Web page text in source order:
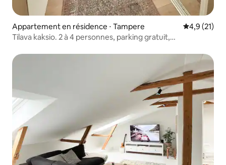
Appartement en résidence ⋅ Tampere Évaluation
4,9 (21)
Tilava kaksio. 2 à 4 personnes, parking gratuit,